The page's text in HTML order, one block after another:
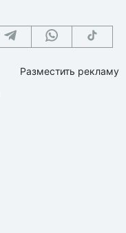
Разместить рекламу